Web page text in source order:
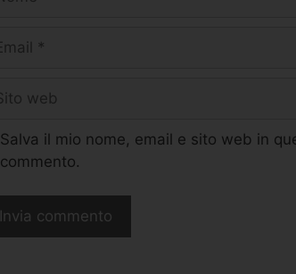
Salva il mio nome, email e sito web in
commento.